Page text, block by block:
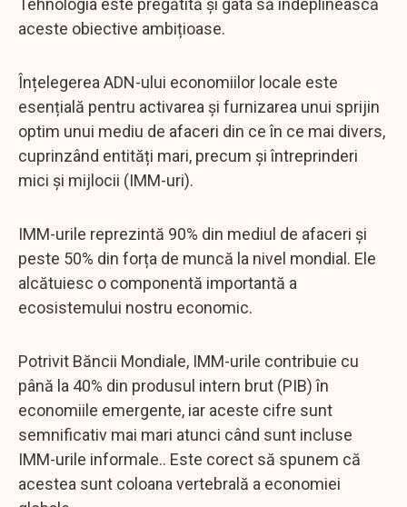
aceste obiective ambițioase.
Înțelegerea ADN-ului economiilor locale este
esențială pentru activarea și furnizarea unui sprijin
optim unui mediu de afaceri din ce în ce mai divers,
cuprinzând entități mari, precum și întreprinderi
mici și mijlocii (IMM-uri).
IMM-urile reprezintă 90% din mediul de afaceri și
peste 50% din forța de muncă la nivel mondial. Ele
alcătuiesc o componentă importantă a
ecosistemului nostru economic.
Potrivit Băncii Mondiale, IMM-urile contribuie cu
până la 40% din produsul intern brut (PIB) în
economiile emergente, iar aceste cifre sunt
semnificativ mai mari atunci când sunt incluse
IMM-urile informale.. Este corect să spunem că
acestea sunt coloana vertebrală a economiei